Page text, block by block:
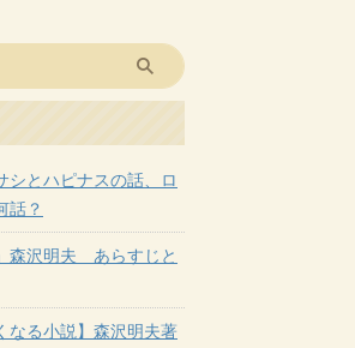
シとハピナスの話、ロ
話？
森沢明夫 あらすじと
なる小説】森沢明夫著